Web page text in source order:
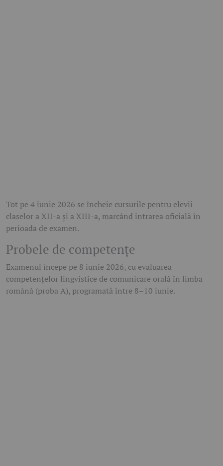
Tot pe 4 iunie 2026 se încheie cursurile pentru elevii
claselor a XII-a și a XIII-a, marcând intrarea oficială în
perioada de examen.
Probele de competențe
Examenul începe pe 8 iunie 2026, cu evaluarea
competențelor lingvistice de comunicare orală în limba
română (proba A), programată între 8–10 iunie.